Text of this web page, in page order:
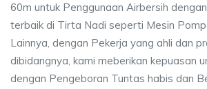
60m untuk Penggunaan Airbersih
terbaik di Tirta Nadi seperti Mesin
Lainnya, dengan Pekerja yang ahli dan
dibidangnya, kami meberikan kepuasan
dengan Pengeboran Tuntas habis dan